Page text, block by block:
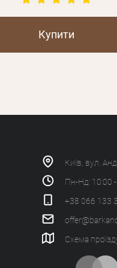
Купити
Київ, вул.
Пн-Нд: 10:00
+38 066 133
Схема